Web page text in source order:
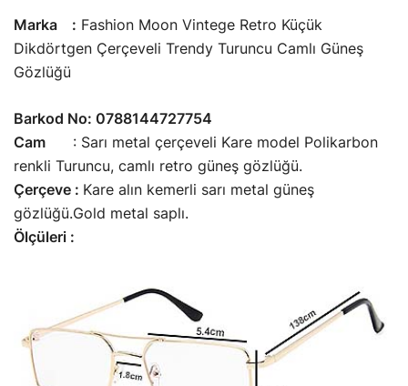
Marka : Fashion Moon Vintege Retro Küçük
Dikdörtgen Çerçeveli Trendy Turuncu Camlı Güneş
Gözlüğü
Barkod No: 0788144727754
Cam : Sarı metal çerçeveli Kare model Polikarbon
renkli Turuncu, camlı retro güneş gözlüğü.
Çerçeve : Kare alın kemerli sarı metal güneş
gözlüğü.Gold metal saplı.
Ölçüleri :